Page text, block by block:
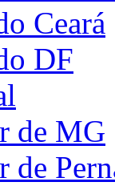
Ceará
DF
de MG